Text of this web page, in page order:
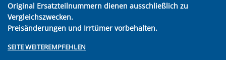
Original Ersatzteilnummern dienen ausschließlich zu
Vergleichszwecken.
Preisänderungen und Irrtümer vorbehalten.
SEITE WEITEREMPFEHLEN